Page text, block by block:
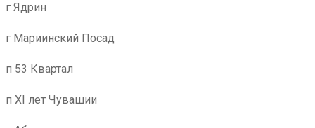
г Ядрин
г Мариинский Посад
п 53 Квартал
п XI лет Чувашии